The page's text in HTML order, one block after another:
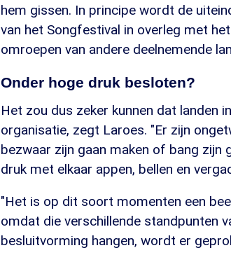
hem gissen. In principe wordt de
van het Songfestival in overleg met
omroepen van andere deelnemende
Onder hoge druk besloten?
Het zou dus zeker kunnen dat landen
organisatie, zegt Laroes. "Er zijn
bezwaar zijn gaan maken of bang zijn
druk met elkaar appen, bellen en
"Het is op dit soort momenten een
omdat die verschillende standpunten
besluitvorming hangen, wordt er